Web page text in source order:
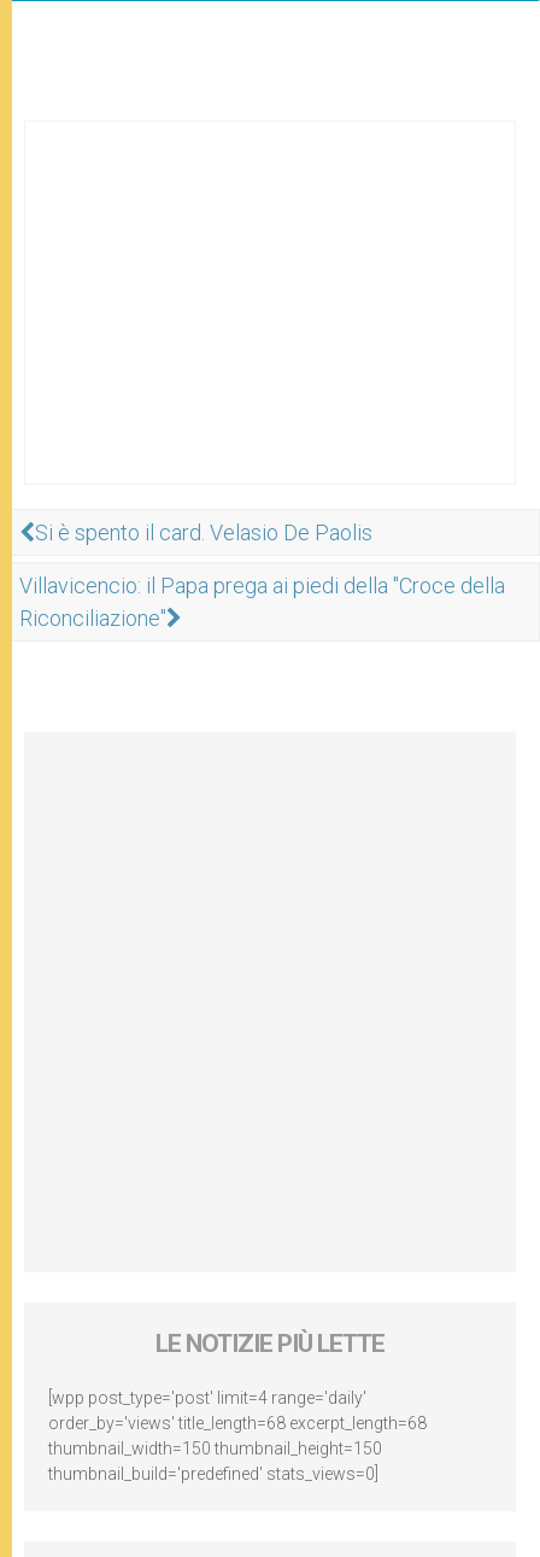
Si è spento il card. Velasio De Paolis
Villavicencio: il Papa prega ai piedi della "Croce della
Riconciliazione"
LE NOTIZIE PIÙ LETTE
[wpp post_type='post' limit=4 range='daily'
order_by='views' title_length=68 excerpt_length=68
thumbnail_width=150 thumbnail_height=150
thumbnail_build='predefined' stats_views=0]